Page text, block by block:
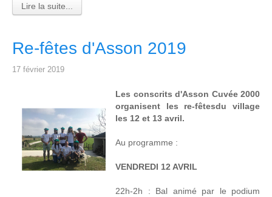
Lire la suite...
Re-fêtes d'Asson 2019
17 février 2019
Les conscrits d'Asson Cuvée 2000
organisent les re-fêtesdu village
les 12 et 13 avril.
Au programme :
VENDREDI 12 AVRIL
22h-2h : Bal animé par le podium